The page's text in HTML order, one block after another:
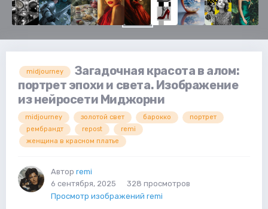
midjourney
Загадочная красота в алом:
портрет эпохи и света. Изображение
из нейросети Миджорни
midjourney золотой свет барокко
портрет
рембрандт
repost
remi
женщина в красном платье
Автор remi
6 сентября, 2025
328 просмотров
Просмотр изображений remi